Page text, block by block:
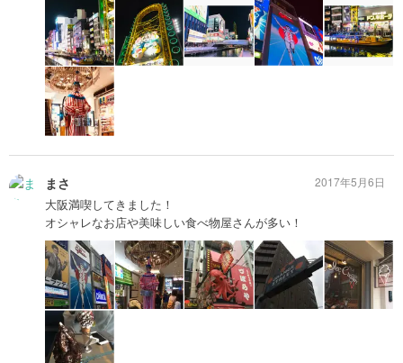
まさ
大阪満喫してきました！
オシャレなお店や美味しい食べ物屋さんが多い！
2017年5月6日